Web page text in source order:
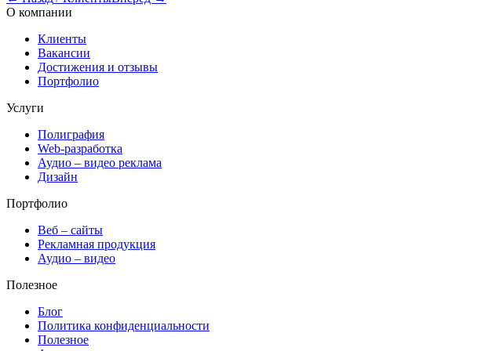
О компании
Клиенты
Вакансии
Достижения и отзывы
Портфолио
Услуги
Полиграфия
Web-разработка
Аудио – видео реклама
Дизайн
Портфолио
Веб – сайты
Рекламная продукция
Аудио – видео
Полезное
Блог
Политика конфиденциальности
Полезное